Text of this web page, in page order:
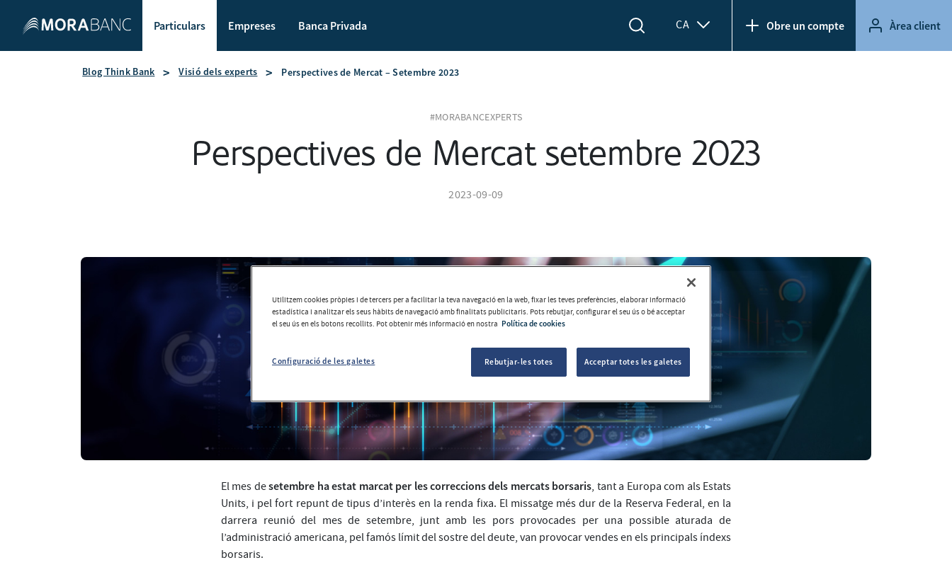
Particulars Empreses Banca Privada CA Obre un compte Àrea client
Blog Think Bank Visió dels experts Perspectives de Mercat – Setembre 2023
#MORABANCEXPERTS
Perspectives de Mercat setembre 2023
2023-09-09
El mes desetembre ha estat marcat per les correccions dels mercats borsaris, tant a Europa com als Estats
Units, i pel fort repunt de tipus d’interès en la renda fixa. El missatge més dur de la Reserva Federal, en la
darrera reunió del mes de setembre, junt amb les pors provocades per una possible aturada de
l’administració americana, pel famós límit del sostre del deute, van provocar vendes en els principals índexs
borsaris.
Utilitzem cookies pròpies i de tercers per a facilitar la teva navegació en la web, fixar les teves preferències, elaborar informació
estadística i analitzar els seus hàbits de navegació amb finalitats publicitaris. Pots rebutjar, configurar el seu ús o bé acceptar
el seu ús en els botons recollits. Pot obtenir més informació en nostra Política de cookies
Configuració de les galetes Rebutjar-les totes Acceptar totes les galetes